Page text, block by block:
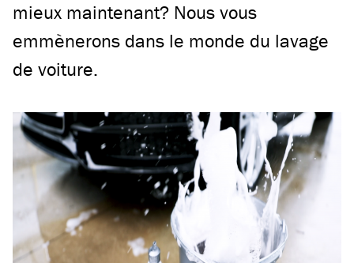
mieux maintenant? Nous vous
emmènerons dans le monde du lavage
de voiture.